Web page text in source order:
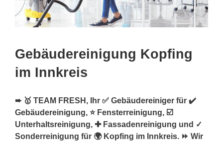
Gebäudereinigung Kopfing
im Innkreis
➨ 🥇 TEAM FRESH, Ihr ✅ Gebäudereiniger für ✔️
Gebäudereinigung, ⭐ Fensterreinigung, ☑️
Unterhaltsreinigung, ✚ Fassadenreinigung und ✓
Sonderreinigung für 🌍 Kopfing im Innkreis. ⏩ Wir